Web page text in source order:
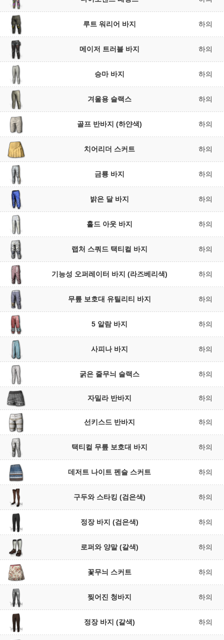
루트 워리어 바지 하의
메이저 트러블 바지 하의
승마 바지 하의
겨울용 슬랙스 하의
골프 반바지 (하얀색) 하의
치어리더 스커트 하의
금룡 바지 하의
밝은 달 바지 하의
홀드 아웃 바지 하의
랩처 스쿼드 택티컬 바지 하의
기능성 오퍼레이터 바지 (라즈베리색) 하의
무릎 보호대 유틸리티 바지 하의
5 알람 바지 하의
사피나 바지 하의
굵은 줄무늬 슬랙스 하의
자밀라 반바지 하의
선키스드 반바지 하의
택티컬 무릎 보호대 바지 하의
데저트 나이트 펜슬 스커트 하의
구두와 스타킹 (검은색) 하의
정장 바지 (검은색) 하의
로퍼와 양말 (갈색) 하의
꽃무늬 스커트 하의
찢어진 청바지 하의
정장 바지 (갈색) 하의